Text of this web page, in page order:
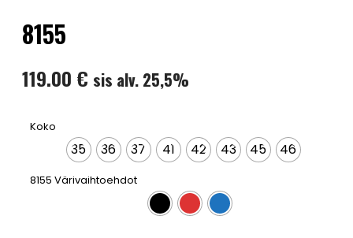
8155
119.00 € sis alv. 25,5%
Koko
35 36 37 41 42 43 45 46
8155 Värivaihtoehdot